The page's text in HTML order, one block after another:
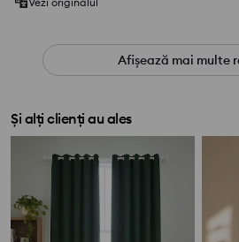
Afișează mai multe
Și alți clienți au ales